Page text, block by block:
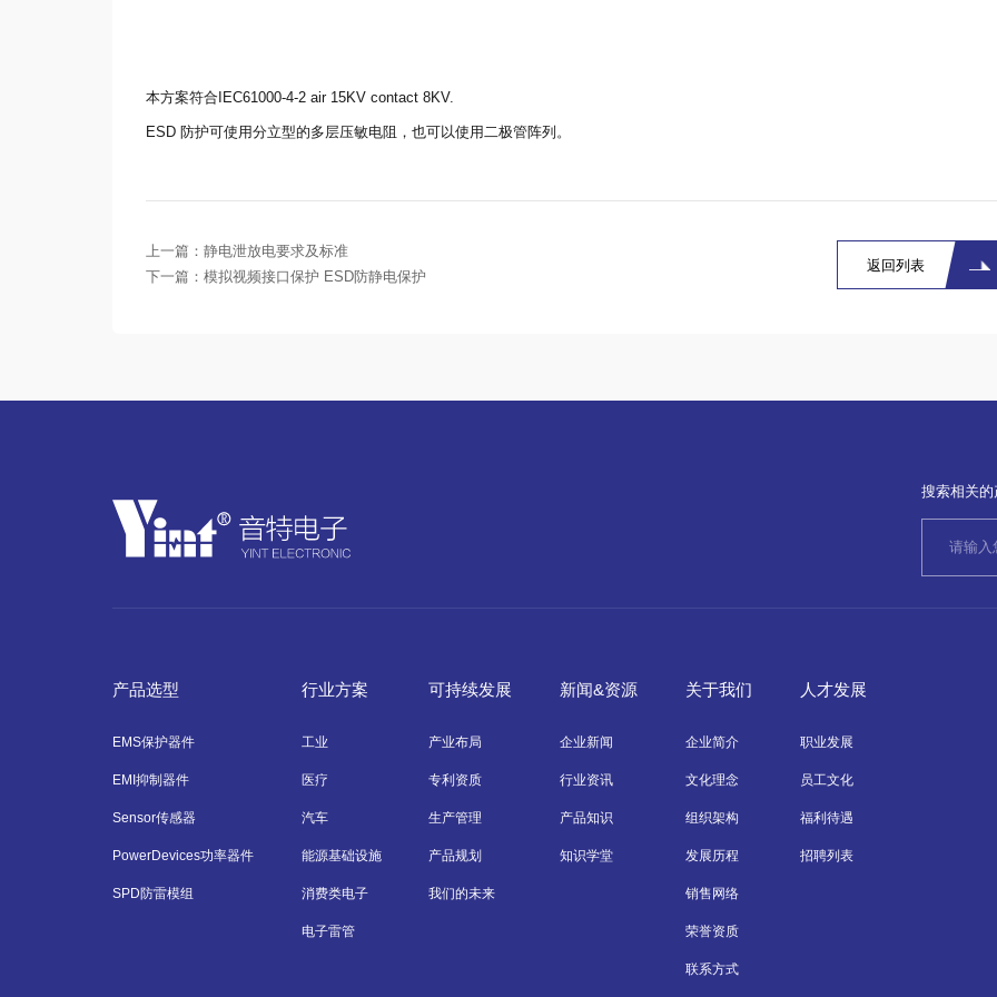
本方案符合IEC61000-4-2 air 15KV contact 8KV.
ESD 防护可使用分立型的多层压敏电阻 ，也可以使用二极管阵列。
上一篇： 静电泄放电要求及标准
下一篇： 模拟视频接口保护 ESD防静电保护
返回列表
搜索相关
产品选型
EMS保护器件
EMI抑制器件
Sensor传感器
PowerDevices功率器件
SPD防雷模组
行业方案
工业
医疗
汽车
能源基础设施
消费类电子
电子雷管
可持续发展
产业布局
专利资质
生产管理
产品规划
我们的未来
新闻&资源
企业新闻
行业资讯
产品知识
知识学堂
关于我们
企业简介
文化理念
组织架构
发展历程
销售网络
荣誉资质
联系方式
人才发展
职业发展
员工文化
福利待遇
招聘列表